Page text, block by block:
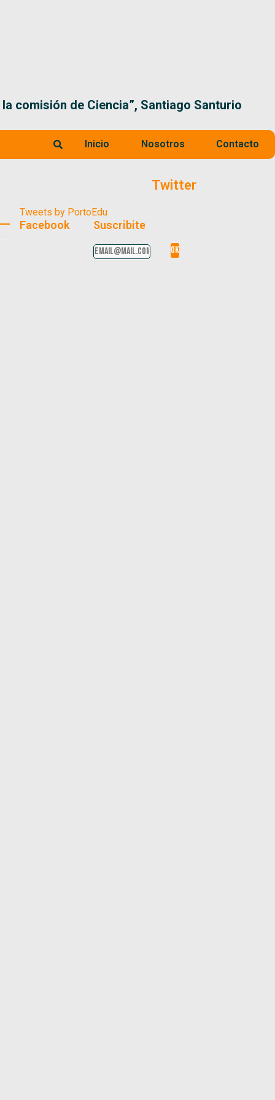
decidió destruir el sistema científico”, Daniel
Inicio Nosotros Contacto
Twitter
Tweets by PortoEdu
Facebook Suscribite